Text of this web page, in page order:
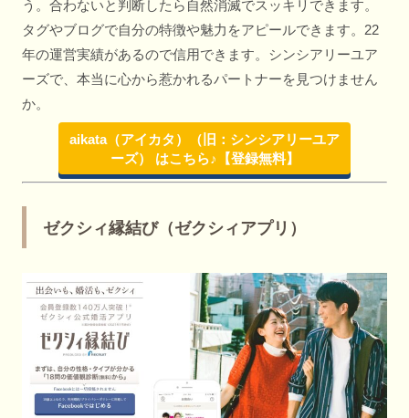
う。合わないと判断したら自然消滅でスッキリできます。
タグやブログで自分の特徴や魅力をアピールできます。22
年の運営実績があるので信用できます。シンシアリーユア
ーズで、本当に心から惹かれるパートナーを見つけません
か。
aikata（アイカタ）（旧：シンシアリーユア
ーズ） はこちら♪【登録無料】
ゼクシィ縁結び（ゼクシィアプリ）